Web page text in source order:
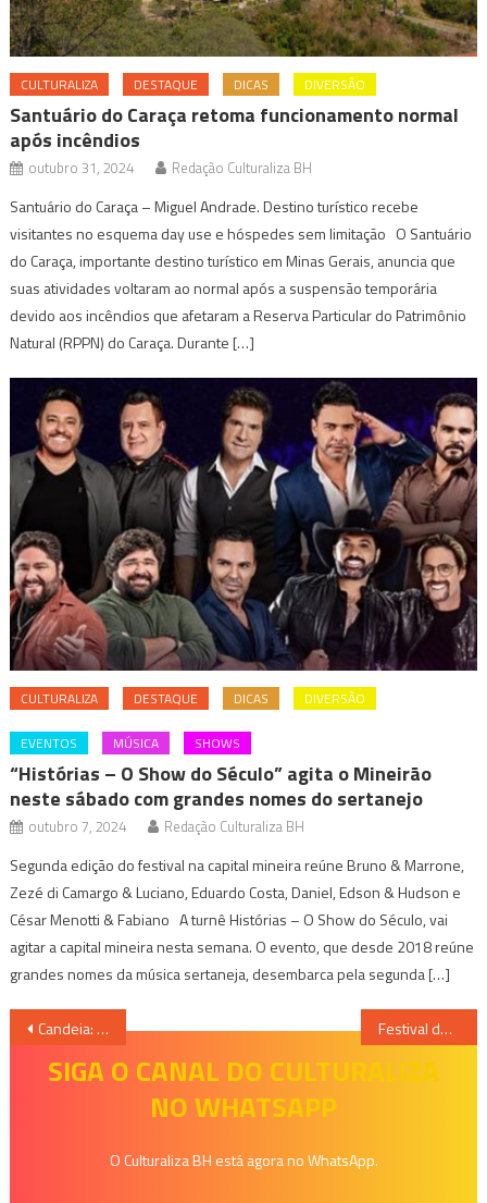
CULTURALIZA DESTAQUE DICAS DIVERSÃO
Santuário do Caraça retoma funcionamento normal
após incêndios
outubro 31, 2024 Redação Culturaliza BH
Santuário do Caraça – Miguel Andrade. Destino turístico recebe
visitantes no esquema day use e hóspedes sem limitação O Santuário
do Caraça, importante destino turístico em Minas Gerais, anuncia que
suas atividades voltaram ao normal após a suspensão temporária
devido aos incêndios que afetaram a Reserva Particular do Patrimônio
Natural (RPPN) do Caraça. Durante […]
CULTURALIZA DESTAQUE DICAS DIVERSÃO
EVENTOS MÚSICA SHOWS
“Histórias – O Show do Século” agita o Mineirão
neste sábado com grandes nomes do sertanejo
outubro 7, 2024 Redação Culturaliza BH
Segunda edição do festival na capital mineira reúne Bruno & Marrone,
Zezé di Camargo & Luciano, Eduardo Costa, Daniel, Edson & Hudson e
César Menotti & Fabiano A turnê Histórias – O Show do Século, vai
agitar a capital mineira nesta semana. O evento, que desde 2018 reúne
grandes nomes da música sertaneja, desembarca pela segunda […]
Navegação
Candeia: Mostra Internacional de Narração Artística” está de volta ao formato presencial Festival de Arte e Sexualidade realiza sua segunda edição, presencial e online
SIGA O CANAL DO CULTURALIZA
NO WHATSAPP
O Culturaliza BH está agora no WhatsApp.